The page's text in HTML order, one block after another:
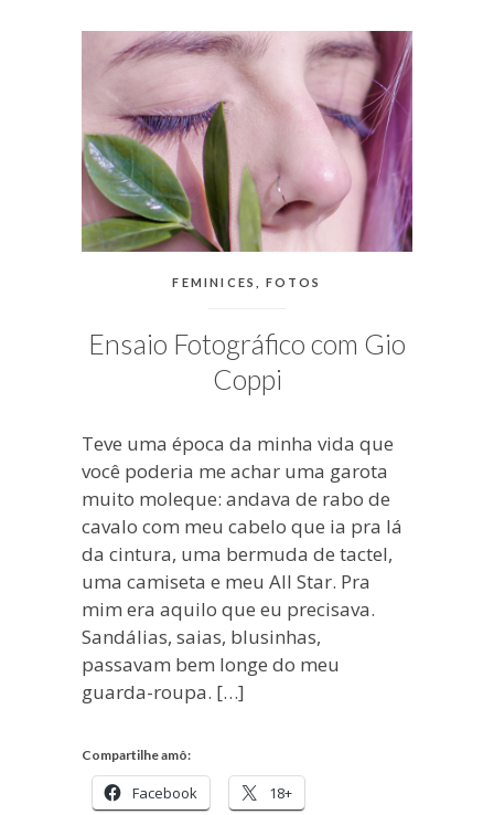
moda
antiga.
CATEGORIAS:
FEMINICES FOTOS
Ensaio Fotográfico com Gio
Coppi
Teve uma época da minha vida que
você poderia me achar uma garota
muito moleque: andava de rabo de
cavalo com meu cabelo que ia pra lá
da cintura, uma bermuda de tactel,
uma camiseta e meu All Star. Pra
mim era aquilo que eu precisava.
Sandálias, saias, blusinhas,
passavam bem longe do meu
guarda-roupa. […]
Compartilhe amô:
Facebook 18+